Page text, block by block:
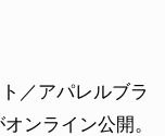
／アパレルブラ
ンライン公開。